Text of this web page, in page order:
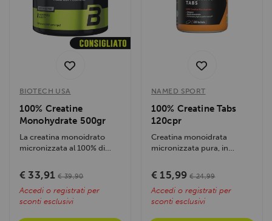
BIOTECH USA
100% Creatine
Monohydrate 500gr
La creatina monoidrato
micronizzata al 100% di
grado...
€ 33,91 € 39,90
Accedi o registrati per
sconti esclusivi
NAMED SPORT
100% Creatine Tabs
120cpr
Creatina monoidrata
micronizzata pura, in
prestazioni fisiche in...
€ 15,99 € 24,99
Accedi o registrati per
sconti esclusivi